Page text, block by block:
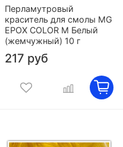
Перламутровый
краситель для смолы MG
EPOX COLOR M Белый
(жемчужный) 10 г
217 руб